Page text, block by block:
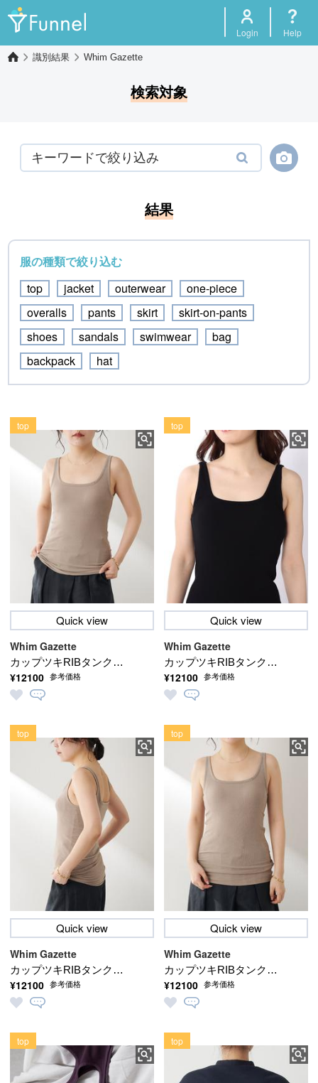
Login Help
識別結果 Whim Gazette
検索対象
結果
服の種類で絞り込む
top jacket outerwear
one-piece
overalls
pants skirt
skirt-on-pants
shoes
sandals swimwear
bag
backpack
hat
Quick view
カップツキRIBタンクト
ップ
Whim Gazette
¥12100 参考価格
top
Quick view
カップツキRIBタンクト
ップ
Whim Gazette
¥12100 参考価格
top
Quick view
カップツキRIBタンクト
ップ
Whim Gazette
¥12100 参考価格
top
Quick view
カップツキRIBタンクト
ップ
Whim Gazette
¥12100 参考価格
top
top top